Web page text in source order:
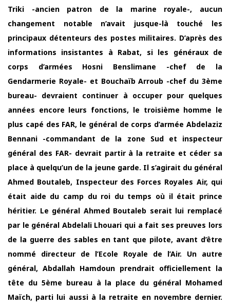
Triki -ancien patron de la marine royale-, aucun
changement notable n’avait jusque-là touché les
principaux détenteurs des postes militaires. D’après des
informations insistantes à Rabat, si les généraux de
corps d’armées Hosni Benslimane -chef de la
Gendarmerie Royale- et Bouchaïb Arroub -chef du 3ème
bureau- devraient continuer à occuper pour quelques
années encore leurs fonctions, le troisième homme le
plus capé des FAR, le général de corps d’armée Abdelaziz
Bennani -commandant de la zone Sud et inspecteur
général des FAR- devrait partir à la retraite et céder sa
place à quelqu’un de la jeune garde. Il s’agirait du général
Ahmed Boutaleb, Inspecteur des Forces Royales Air, qui
était aide du camp du roi du temps où il était prince
héritier. Le général Ahmed Boutaleb serait lui remplacé
par le général Abdelali Lhouari qui a fait ses preuves lors
de la guerre des sables en tant que pilote, avant d’être
nommé directeur de l’Ecole Royale de l’Air. Un autre
général, Abdallah Hamdoun prendrait officiellement la
tête du 5ème bureau à la place du général Mohamed
Maïch, parti lui aussi à la retraite en novembre dernier.